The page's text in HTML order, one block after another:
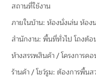
สถานที่ใช้งาน
ภายในบ้าน: ห้องนั่งเล่น ห้อ
สำนักงาน: พื้นที่ทั่วไป โถงต้อ
ห้างสรรพสินค้า / โครงการค
ร้านค้า / โชว์รูม: ต้องการพื้น